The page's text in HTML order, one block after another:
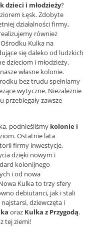
dzieci i młodzieży?
Łęsk. Zdobyte
działalności firmy,
również
Kulka na
się daleko od ludzkich
dzieciom i młodzieży.
własne kolonie.
bez trudu spełniamy
wytyczne. Niezależnie
przebiegały zawsze
podnieśliśmy kolonie i
Ostatnie lata
firmy inwestycje,
dzięki nowym i
kolonijnego
i od nowa
Kulka to trzy sfery
debiutanci, jak i stali
dziewczęta i
oraz Kulka z Przygodą.
tej ziemi!